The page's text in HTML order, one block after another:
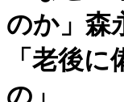
のか」森
「老後
の」